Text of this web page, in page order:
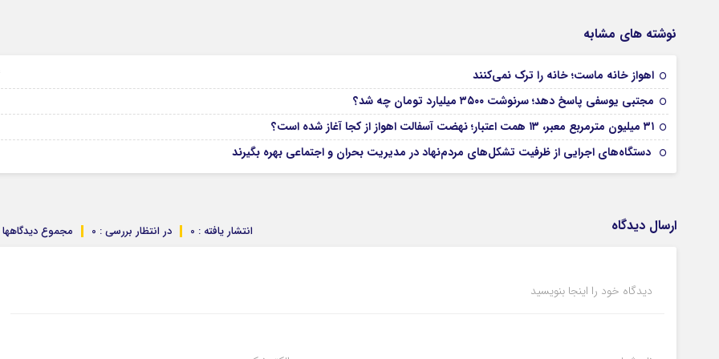
نوشته های مشابه
اهواز خانه ماست؛ خانه را ترک نمی‌کنند
مجتبی یوسفی پاسخ دهد؛ سرنوشت ۳۵۰۰ میلیارد تومان چه شد؟
۳۱ میلیون مترمربع معبر، ۱۳ همت اعتبار؛ نهضت آسفالت اهواز از کجا آغاز شده است؟
دستگاه‌های اجرایی از ظرفیت تشکل‌های مردم‌نهاد در مدیریت بحران و اجتماعی بهره بگیرند
ارسال دیدگاه مجموع دیدگاهها : در انتظار بررسی : 0 انتشار یافته : 0
دیدگاه خود را اینجا بنویسید